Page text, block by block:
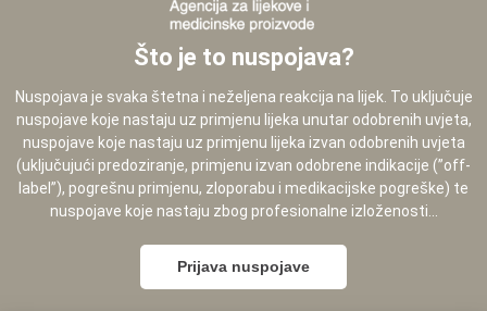
Što je to nuspojava?
Nuspojava je svaka štetna i neželjena reakcija na lijek. To uključuje
nuspojave koje nastaju uz primjenu lijeka unutar odobrenih uvjeta,
nuspojave koje nastaju uz primjenu lijeka izvan odobrenih uvjeta
(uključujući predoziranje, primjenu izvan odobrene indikacije (”off-
label”), pogrešnu primjenu, zloporabu i medikacijske pogreške) te
nuspojave koje nastaju zbog profesionalne izloženosti...
Prijava nuspojave